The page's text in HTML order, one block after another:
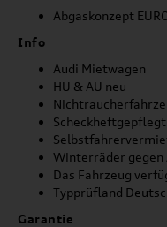
Abgaskonzept
Info
Audi Mietwagen
HU & AU neu
Scheckheftgepflegt
Winterräder
Das Fahrzeug
Typprüfland
Garantie